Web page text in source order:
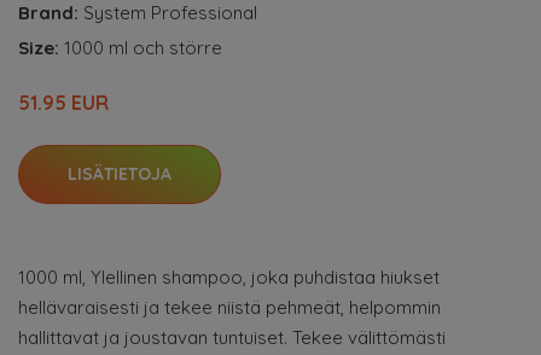
Brand: System Professional
Size: 1000 ml och större
51.95 EUR
LISÄTIETOJA
1000 ml, Ylellinen shampoo, joka puhdistaa hiukset
hellävaraisesti ja tekee niistä pehmeät, helpommin
hallittavat ja joustavan tuntuiset. Tekee välittömästi